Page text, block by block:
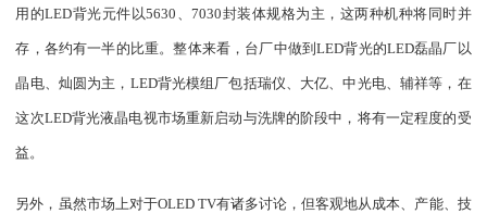
用的LED背光元件以5630、7030封装体规格为主，这两种机种将同时并
存，各约有一半的比重。整体来看，台厂中做到LED背光的LED磊晶厂以
晶电、灿圆为主，LED背光模组厂包括瑞仪、大亿、中光电、辅祥等，在
这次LED背光液晶电视市场重新启动与洗牌的阶段中，将有一定程度的受
益。
另外，虽然市场上对于OLED TV有诸多讨论，但客观地从成本、产能、技